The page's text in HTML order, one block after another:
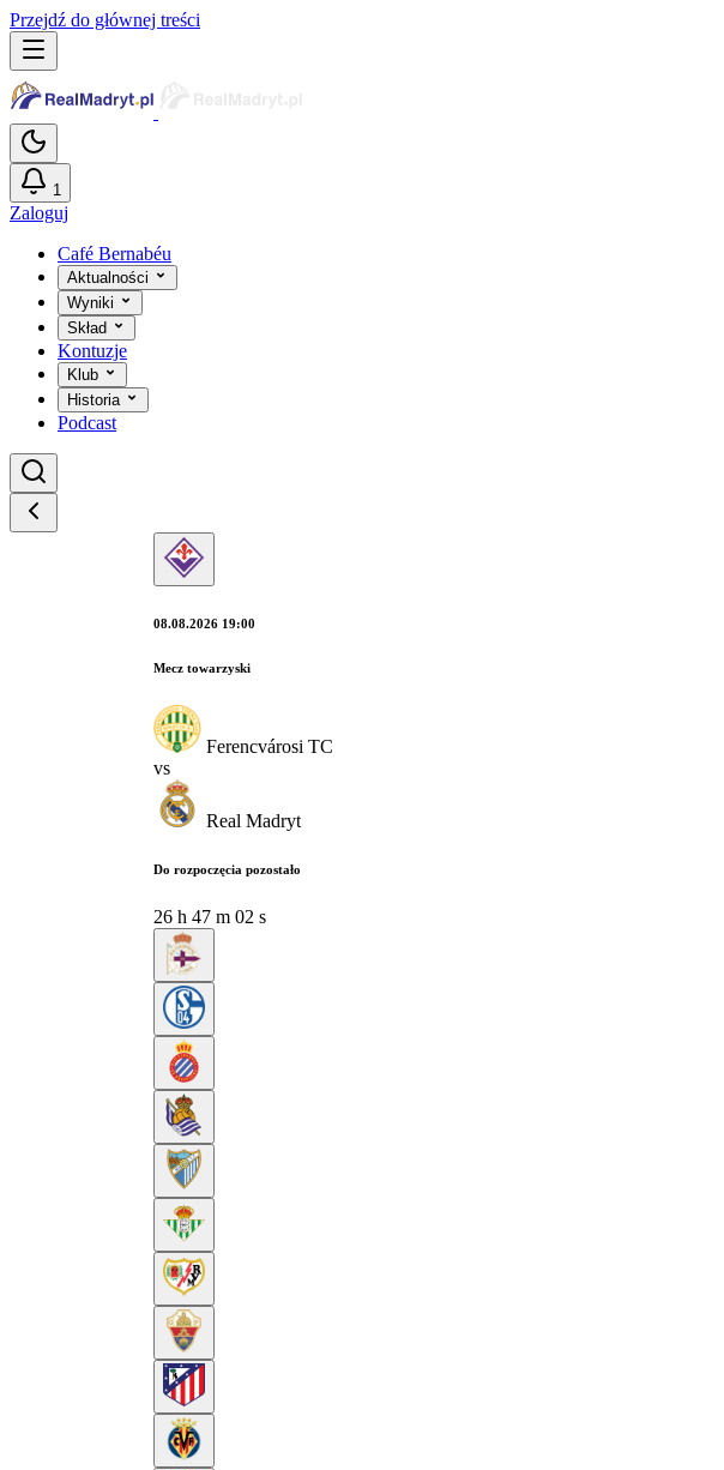
Przejdź do głównej treści
1
Zaloguj
Café Bernabéu
Aktualności
Wyniki
Skład
Kontuzje
Klub
Historia
Podcast
08.08.2026 19:00
Mecz towarzyski
Ferencvárosi TC
vs
Real Madryt
Do rozpoczęcia pozostało
26 h 47 m 01 s